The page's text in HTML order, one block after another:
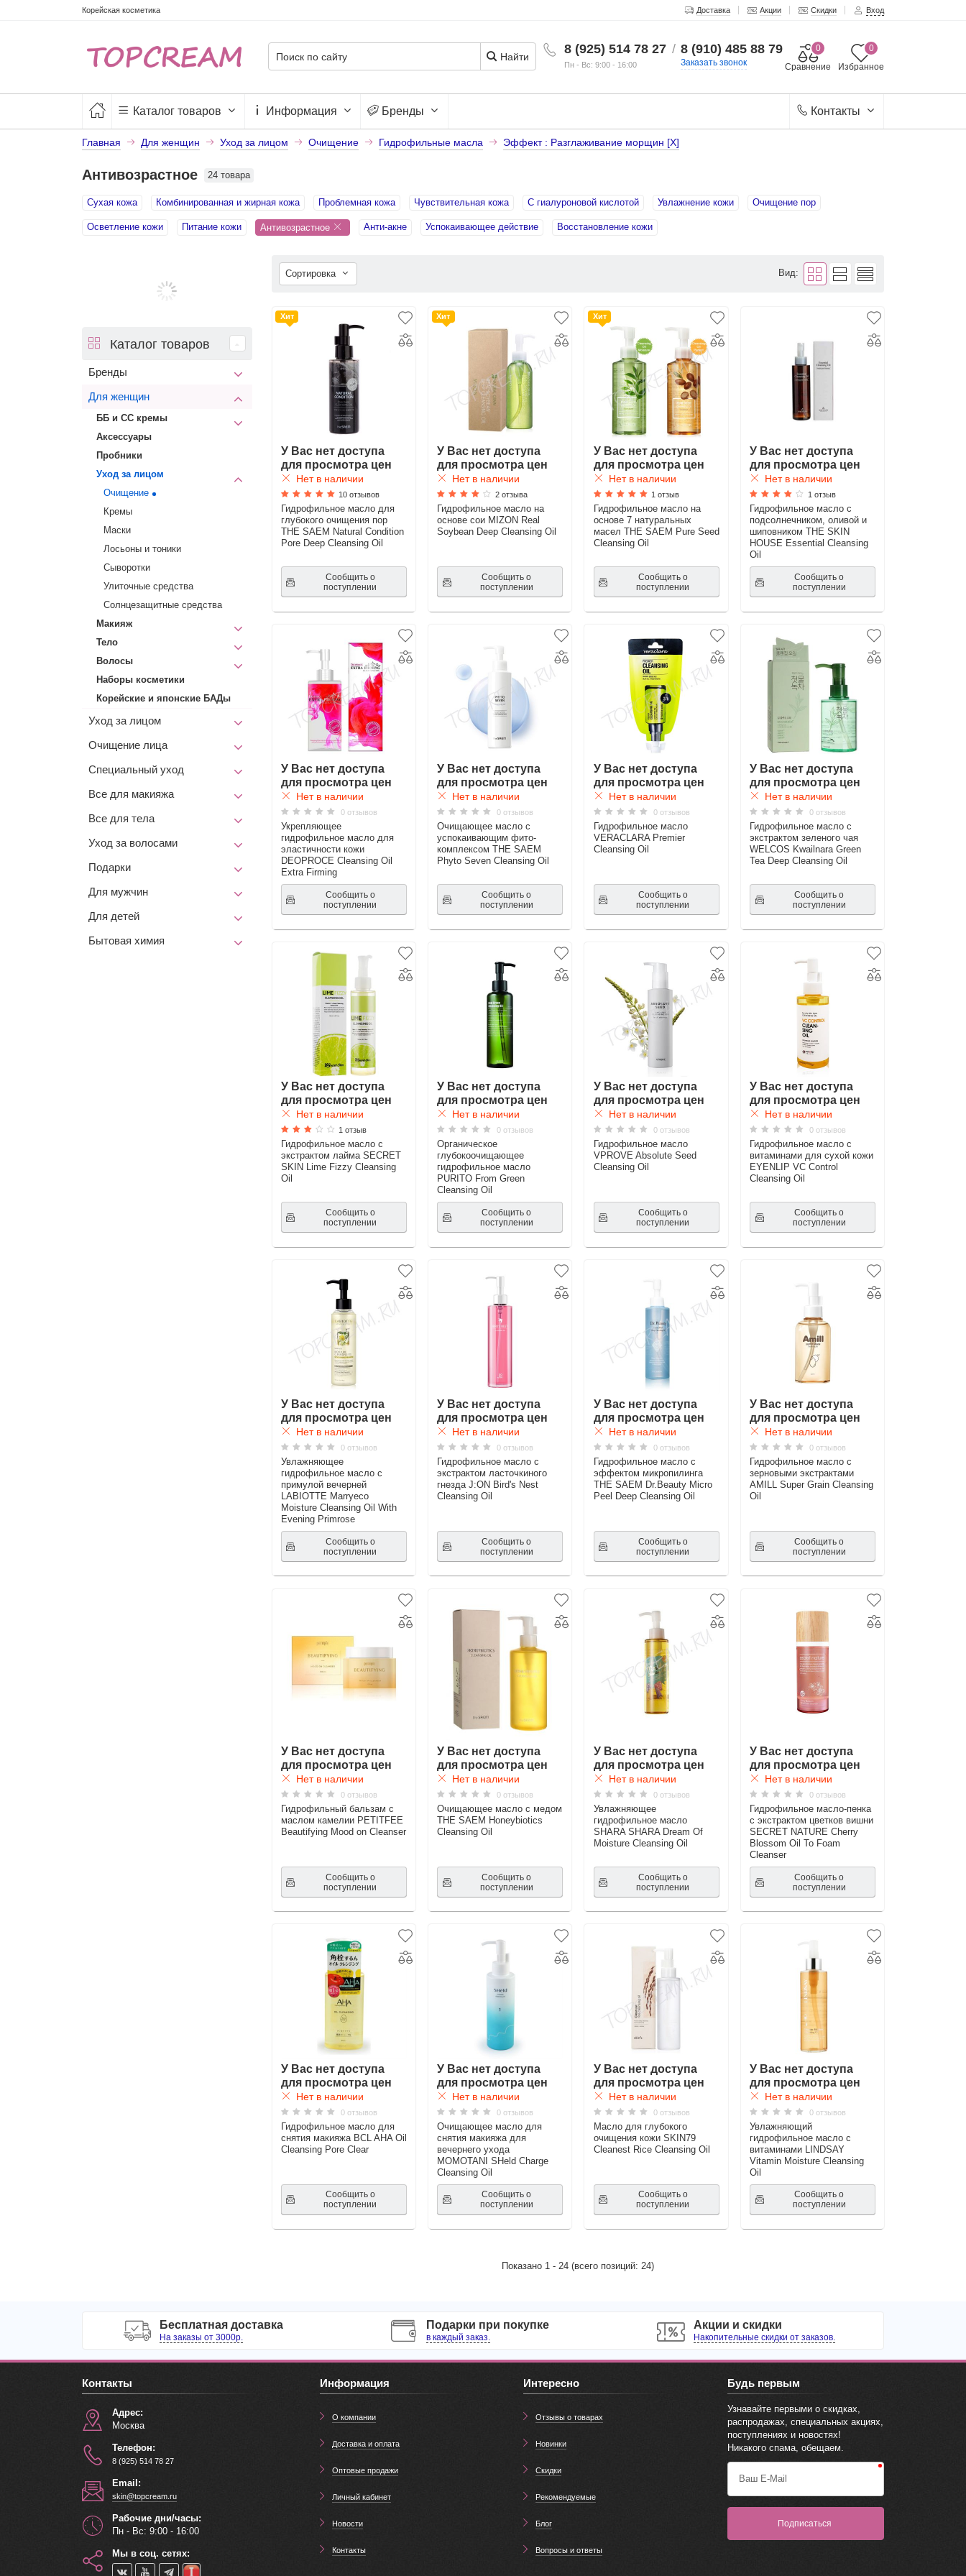
Корейская косметика Доставка Акции Скидки Вход
8 (925) 514 78 27
Пн - Вс: 9:00 - 16:00
/ 8 (910) 485 88 79
Заказать звонок Избранное
0
Сравнение
0
Найти
Каталог товаров Информация Бренды Контакты
Главная Для женщин Уход за лицом Очищение Гидрофильные масла Эффект : Разглаживание морщин [X]
Антивозрастное 24 товара
Сухая кожа Комбинированная и жирная кожа Проблемная кожа Чувствительная кожа С гиалуроновой кислотой Увлажнение кожи Очищение пор
Осветление кожи Питание кожи Антивозрастное Анти-акне Успокаивающее действие Восстановление кожи
Сортировка Вид:
Хит
У Вас нет доступа
для просмотра цен
Нет в наличии
10 отзывов
Гидрофильное масло для
глубокого очищения пор
THE SAEM Natural Condition
Pore Deep Cleansing Oil
Сообщить о
поступлении
Хит
У Вас нет доступа
для просмотра цен
Нет в наличии
2 отзыва
Гидрофильное масло на
основе сои MIZON Real
Soybean Deep Cleansing Oil
Сообщить о
поступлении
Хит
У Вас нет доступа
для просмотра цен
Нет в наличии
1 отзыв
Гидрофильное масло на
основе 7 натуральных
масел THE SAEM Pure Seed
Cleansing Oil
Сообщить о
поступлении
У Вас нет доступа
для просмотра цен
Нет в наличии
1 отзыв
Гидрофильное масло с
подсолнечником, оливой и
шиповником THE SKIN
HOUSE Essential Cleansing
Oil
Сообщить о
поступлении
У Вас нет доступа
для просмотра цен
Нет в наличии
0 отзывов
Укрепляющее
гидрофильное масло для
эластичности кожи
DEOPROCE Cleansing Oil
Extra Firming
Сообщить о
поступлении
У Вас нет доступа
для просмотра цен
Нет в наличии
0 отзывов
Очищающее масло с
успокаивающим фито-
комплексом THE SAEM
Phyto Seven Cleansing Oil
Сообщить о
поступлении
У Вас нет доступа
для просмотра цен
Нет в наличии
0 отзывов
Гидрофильное масло
VERACLARA Premier
Cleansing Oil
Сообщить о
поступлении
У Вас нет доступа
для просмотра цен
Нет в наличии
0 отзывов
Гидрофильное масло с
экстрактом зеленого чая
WELCOS Kwailnara Green
Tea Deep Cleansing Oil
Сообщить о
поступлении
У Вас нет доступа
для просмотра цен
Нет в наличии
1 отзыв
Гидрофильное масло с
экстрактом лайма SECRET
SKIN Lime Fizzy Cleansing
Oil
Сообщить о
поступлении
У Вас нет доступа
для просмотра цен
Нет в наличии
0 отзывов
Органическое
глубокоочищающее
гидрофильное масло
PURITO From Green
Cleansing Oil
Сообщить о
поступлении
У Вас нет доступа
для просмотра цен
Нет в наличии
0 отзывов
Гидрофильное масло
VPROVE Absolute Seed
Cleansing Oil
Сообщить о
поступлении
У Вас нет доступа
для просмотра цен
Нет в наличии
0 отзывов
Гидрофильное масло с
витаминами для сухой кожи
EYENLIP VC Control
Cleansing Oil
Сообщить о
поступлении
У Вас нет доступа
для просмотра цен
Нет в наличии
0 отзывов
Увлажняющее
гидрофильное масло с
примулой вечерней
LABIOTTE Marryeco
Moisture Cleansing Oil With
Evening Primrose
Сообщить о
поступлении
У Вас нет доступа
для просмотра цен
Нет в наличии
0 отзывов
Гидрофильное масло с
экстрактом ласточкиного
гнезда J:ON Bird's Nest
Cleansing Oil
Сообщить о
поступлении
У Вас нет доступа
для просмотра цен
Нет в наличии
0 отзывов
Гидрофильное масло с
эффектом микропилинга
THE SAEM Dr.Beauty Micro
Peel Deep Cleansing Oil
Сообщить о
поступлении
У Вас нет доступа
для просмотра цен
Нет в наличии
0 отзывов
Гидрофильное масло с
зерновыми экстрактами
AMILL Super Grain Cleansing
Oil
Сообщить о
поступлении
У Вас нет доступа
для просмотра цен
Нет в наличии
0 отзывов
Гидрофильный бальзам с
маслом камелии PETITFEE
Beautifying Mood on Cleanser
Сообщить о
поступлении
У Вас нет доступа
для просмотра цен
Нет в наличии
0 отзывов
Очищающее масло с медом
THE SAEM Honeybiotics
Cleansing Oil
Сообщить о
поступлении
У Вас нет доступа
для просмотра цен
Нет в наличии
0 отзывов
Увлажняющее
гидрофильное масло
SHARA SHARA Dream Of
Moisture Cleansing Oil
Сообщить о
поступлении
У Вас нет доступа
для просмотра цен
Нет в наличии
0 отзывов
Гидрофильное масло-пенка
с экстрактом цветков вишни
SECRET NATURE Cherry
Blossom Oil To Foam
Cleanser
Сообщить о
поступлении
У Вас нет доступа
для просмотра цен
Нет в наличии
0 отзывов
Гидрофильное масло для
снятия макияжа BCL AHA Oil
Cleansing Pore Clear
Сообщить о
поступлении
У Вас нет доступа
для просмотра цен
Нет в наличии
0 отзывов
Очищающее масло для
снятия макияжа для
вечернего ухода
MOMOTANI SHeld Charge
Cleansing Oil
Сообщить о
поступлении
У Вас нет доступа
для просмотра цен
Нет в наличии
0 отзывов
Масло для глубокого
очищения кожи SKIN79
Cleanest Rice Cleansing Oil
Сообщить о
поступлении
У Вас нет доступа
для просмотра цен
Нет в наличии
0 отзывов
Увлажняющий
гидрофильное масло с
витаминами LINDSAY
Vitamin Moisture Cleansing
Oil
Сообщить о
поступлении
Показано 1 -24 (всего позиций:24)
Каталог товаров
Бренды
Для женщин
ББ и СС кремы
Аксессуары
Пробники
Уход за лицом
Очищение
Кремы
Маски
Лосьоны и тоники
Сыворотки
Улиточные средства
Солнцезащитные средства
Макияж
Тело
Волосы
Наборы косметики
Корейские и японские БАДы
Уход за лицом
Очищение лица
Специальный уход
Все для макияжа
Все для тела
Уход за волосами
Подарки
Для мужчин
Для детей
Бытовая химия
Бесплатная доставка
На заказы от 3000р.
Подарки при покупке
в каждый заказ.
Акции и скидки
Накопительные скидки от заказов.
Контакты
Адрес:
Москва
Телефон:
8 (925) 514 78 27
Email:
skin@topcream.ru
Рабочие дни/часы:
Пн - Вс: 9:00 - 16:00
Мы в соц. сетях:
Информация
О компании
Доставка и оплата
Оптовые продажи
Личный кабинет
Новости
Контакты
Интересно
Отзывы о товарах
Новинки
Скидки
Рекомендуемые
Блог
Вопросы и ответы
Будь первым
Узнавайте первыми о скидках,
распродажах, специальных акциях,
поступлениях и новостях!
Никакого спама, обещаем.
Ваш E-Mail
Подписаться